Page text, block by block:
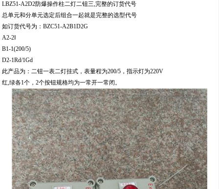
LBZ51-A2D2防爆操作柱二灯二钮三,完整的订货代号
总单元和分单元选定后组合一起就是完整的选型代号
如订货代号为：BZC51-A2B1D2G
A2-2Ⅰ
B1-1(200/5)
D2-1Rd/1Gd
此产品为：二钮一表二灯挂式，表量程为200/5，指示灯为220V
红,绿各1个，2个按钮规格均为一常开一常闭。